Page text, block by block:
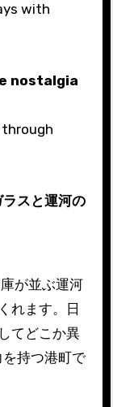
with
nostalgia
スと運河の
が並ぶ運河
れます。日
てどこか異
持つ港町で